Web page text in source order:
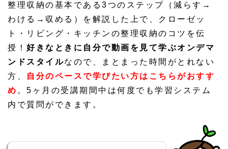
整理収納の基本である3つのステップ（減らす→
わける→収める）を解説した上で、クローゼッ
ト・リビング・キッチンの整理収納のコツを伝
授！ 好きなときに自分で動画を見て学ぶオンデマ
ンドスタイルなので、まとまった時間がとれない
方、
自分のペースで学びたい方はこちらがおすす
め 。5ヶ月の受講期間中は何度でも学習システム
内で質問ができます。